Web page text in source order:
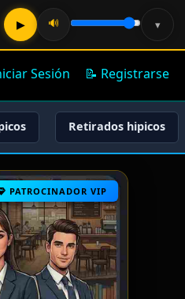
Sesión 📝 Registrarse
Retirados hipicos
PATROCINADOR VIP
▶ 🔊 ▾